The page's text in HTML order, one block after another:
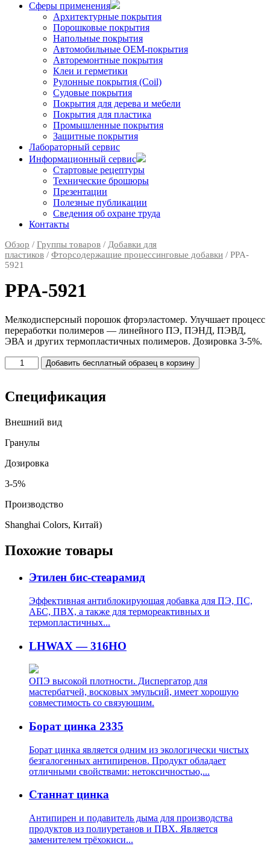
Сферы применения
Архитектурные покрытия
Порошковые покрытия
Напольные покрытия
Автомобильные ОЕМ-покрытия
Авторемонтные покрытия
Клеи и герметики
Рулонные покрытия (Coil)
Судовые покрытия
Покрытия для дерева и мебели
Покрытия для пластика
Промышленные покрытия
Защитные покрытия
Лабораторный сервис
Информационный сервис
Стартовые рецептуры
Технические брошюры
Презентации
Полезные публикации
Сведения об охране труда
Контакты
Обзор / Группы товаров / Добавки для
пластиков / Фторсодержащие процессинговые добавки / PPA-
5921
PPA-5921
Мелкодисперсный порошок фторэластомер. Улучшает процесс
переработки полимеров — линейного ПЭ, ПЭНД, ПЭВД,
ЭВА и других термопластичных полимеров. Дозировка 3-5%.
Количество
товара
5921
Добавить бесплатный образец в корзину
Спецификация
Внешний вид
Гранулы
Дозировка
3-5%
Производство
Shanghai Colors, Китай)
Похожие товары
Этилен бис-стеарамид
Эффективная антиблокирующая добавка для ПЭ, ПС,
АБС, ПВХ, а также для термореактивных и
термопластичных...
LHWAX — 316HO
ОПЭ высокой плотности. Диспергатор для
мастербатчей, восковых эмульсий, имеет хорошую
совместимость со связующим.
Борат цинка 2335
Борат цинка является одним из экологически чистых
безгалогенных антипиренов. Продукт обладает
отличными свойствами: нетоксичностью,...
Станнат цинка
Антипирен и подавитель дыма для производства
продуктов из полиуретанов и ПВХ. Является
заменителем трёхокиси...